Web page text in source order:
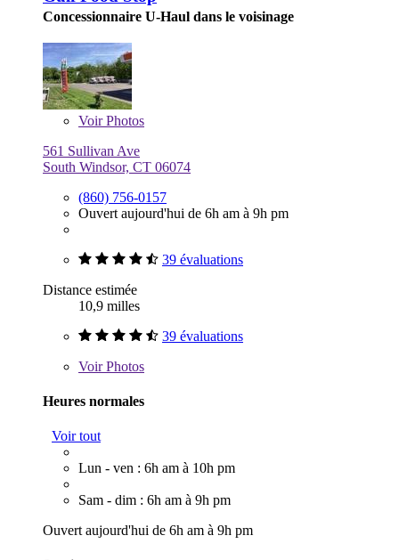
Concessionnaire U-Haul dans le voisinage
VoirPhotos
561 Sullivan Ave
South Windsor, CT 06074
(860) 756-0157
Ouvert aujourd'hui de 6h am à 9h pm
39 évaluations
Distance estimée
10,9 milles
39 évaluations
VoirPhotos
Heures normales
Voir tout
Lun - ven : 6h am à 10h pm
Sam - dim : 6h am à 9h pm
Ouvert aujourd'hui de 6h am à 9h pm